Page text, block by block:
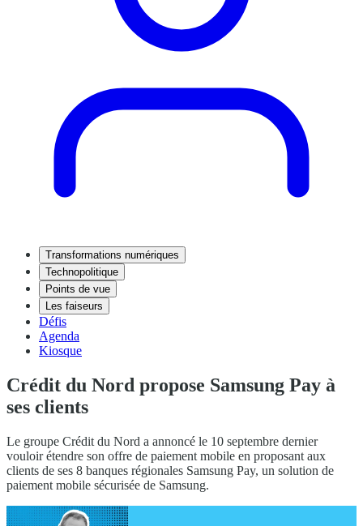
Transformations numériques
Technopolitique
Points de vue
Les faiseurs
Défis
Agenda
Kiosque
Crédit du Nord propose Samsung Pay à
ses clients
Le groupe Crédit du Nord a annoncé le 10 septembre dernier
vouloir étendre son offre de paiement mobile en proposant aux
clients de ses 8 banques régionales Samsung Pay, un solution de
paiement mobile sécurisée de Samsung.